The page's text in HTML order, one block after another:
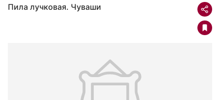
Пила лучковая. Чуваши